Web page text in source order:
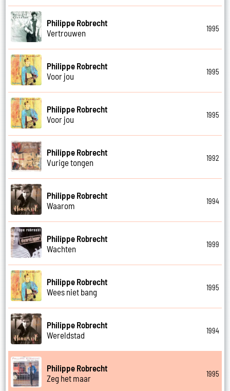
Philippe Robrecht
Vertrouwen
1995
Philippe Robrecht
Voor jou
1995
Philippe Robrecht
Voor jou
1995
Philippe Robrecht
Vurige tongen
1992
Philippe Robrecht
Waarom
1994
Philippe Robrecht
Wachten
1999
Philippe Robrecht
Wees niet bang
1995
Philippe Robrecht
Wereldstad
1994
Philippe Robrecht
Zeg het maar
1995